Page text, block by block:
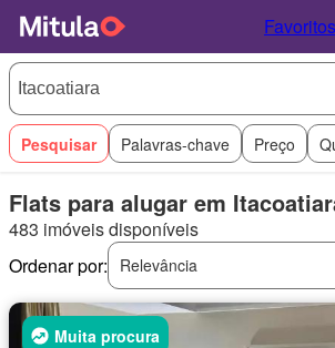
Favoritos
Pesquisar Palavras-chave Preço
Flats para alugar em
483 imóveis disponíveis
Ordenar por:
Relevância
Muita procura